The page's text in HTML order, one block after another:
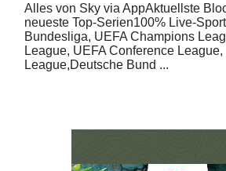
Alles von Sky via AppAktuellste
neueste Top-Serien100% Live-
Bundesliga, UEFA Champions
League, UEFA Conference League,
League,Deutsche Bund ...